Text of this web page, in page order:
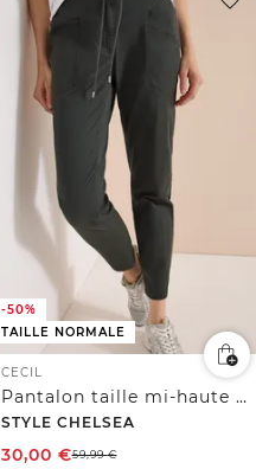
-50%
TAILLE NORMALE
CECIL
Pantalon taille mi-haute à coupe slim avec effet délavé
STYLE CHELSEA
30,00 €59,99€